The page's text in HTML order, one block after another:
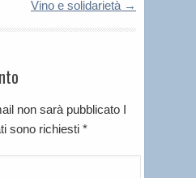
Vino e solidarietà →
non sarà pubblicato I
sono richiesti *